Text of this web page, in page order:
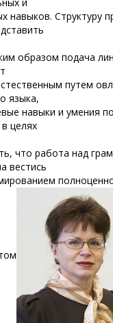
навыков. Структуру
образом подача
путем
языка,
навыки и умения
целях
что работа над
вестись